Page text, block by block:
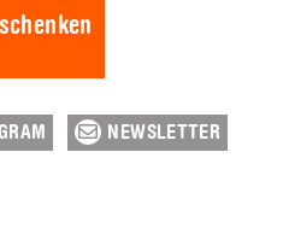
NEWSLETTER